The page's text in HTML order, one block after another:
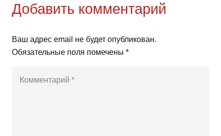
Добавить комментарий
Ваш адрес email не будет опубликован.
Обязательные поля помечены *